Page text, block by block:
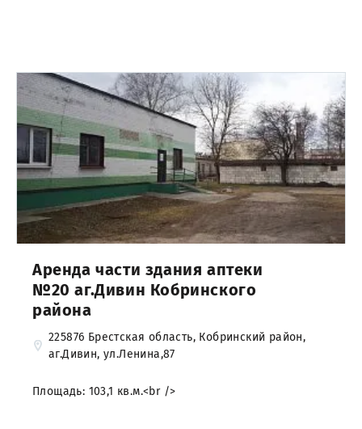
Аренда части здания аптеки
№20 аг.Дивин Кобринского
района
225876 Брестская область, Кобринский район,
аг.Дивин, ул.Ленина,87
Площадь: 103,1 кв.м.<br />